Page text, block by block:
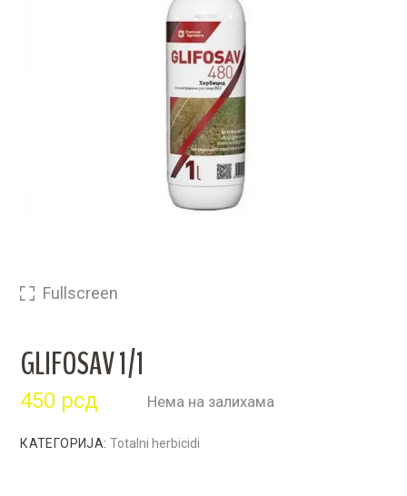
Fullscreen
GLIFOSAV 1/1
450 рсд Нема на залихама
КАТЕГОРИЈА: Totalni herbicidi